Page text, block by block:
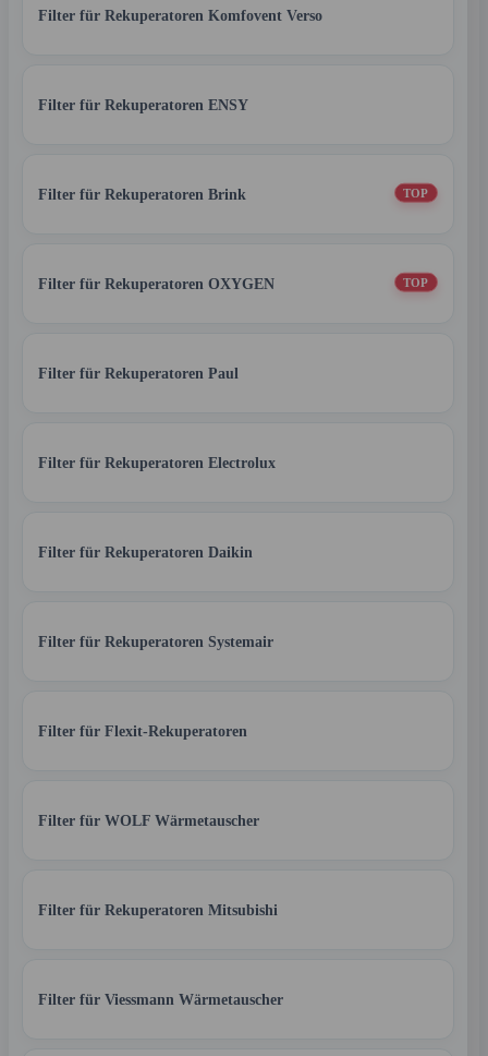
Filter für Rekuperatoren Komfovent Verso
Filter für Rekuperatoren ENSY
Filter für Rekuperatoren Brink TOP
Filter für Rekuperatoren OXYGEN TOP
Filter für Rekuperatoren Paul
Filter für Rekuperatoren Electrolux
Filter für Rekuperatoren Daikin
Filter für Rekuperatoren Systemair
Filter für Flexit-Rekuperatoren
Filter für WOLF Wärmetauscher
Filter für Rekuperatoren Mitsubishi
Filter für Viessmann Wärmetauscher